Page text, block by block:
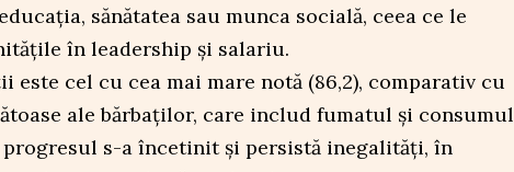
sănătatea sau munca socială, ceea ce le
în leadership și salariu.
este cel cu cea mai mare notă (86,2), comparativ cu
ale bărbaților, care includ fumatul și consumul
progresul s-a încetinit și persistă inegalități, în